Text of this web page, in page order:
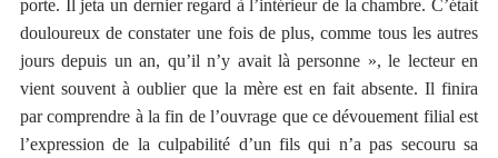
porte. Il jeta un dernier regard à l’intérieur de la chambre. C’était
douloureux de constater une fois de plus, comme tous les autres
jours depuis un an, qu’il n’y avait là personne », le lecteur en
vient souvent à oublier que la mère est en fait absente. Il finira
par comprendre à la fin de l’ouvrage que ce dévouement filial est
l’expression de la culpabilité d’un fils qui n’a pas secouru sa